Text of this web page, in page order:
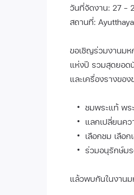
วันที่จัดงาน: 27 -
สถานที่:
ขอเชิญร่วมงานมห
แห่งปี รวมสุดยอด
และเครื่องรางขอ
ชมพระแท้ พร
แลกเปลี่ยนค
เลือกชม เลือ
ร่วมอนุรักษ์ม
แล้วพบกันในงาน